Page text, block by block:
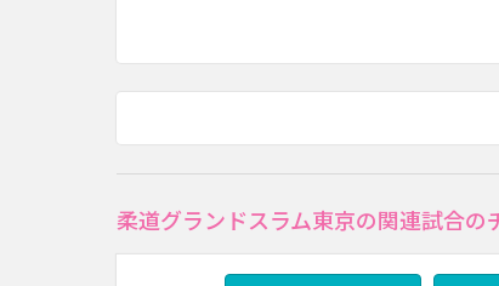
柔道グランドスラム東京の関連試合の